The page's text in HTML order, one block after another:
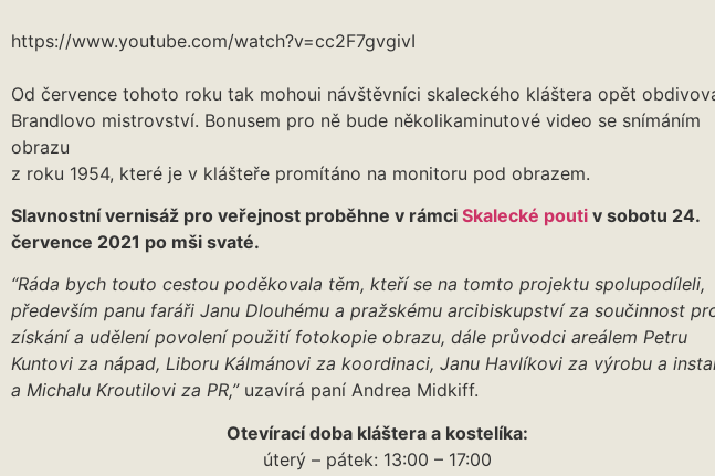
https://www.youtube.com/watch?v=cc2F7gvgivI
Od července tohoto roku tak mohoui návštěvníci skaleckého kláštera opět
Brandlovo mistrovství. Bonusem pro ně bude několikaminutové video se snímáním
obrazu
z roku 1954, které je v klášteře promítáno na monitoru pod obrazem.
Slavnostní vernisáž pro veřejnost proběhne v rámci Skalecké pouti v sobotu 24.
července 2021 po mši svaté.
“Ráda bych touto cestou poděkovala těm, kteří se na tomto projektu spolupodíleli,
především panu faráři Janu Dlouhému a pražskému arcibiskupství za součinnost
získání a udělení povolení použití fotokopie obrazu, dále průvodci areálem Petru
Kuntovi za nápad, Liboru Kálmánovi za koordinaci, Janu Havlíkovi za výrobu a
a Michalu Kroutilovi za PR,”uzavírá paní Andrea Midkiff.
Otevírací doba kláštera a kostelíka:
úterý – pátek: 13:00 – 17:00